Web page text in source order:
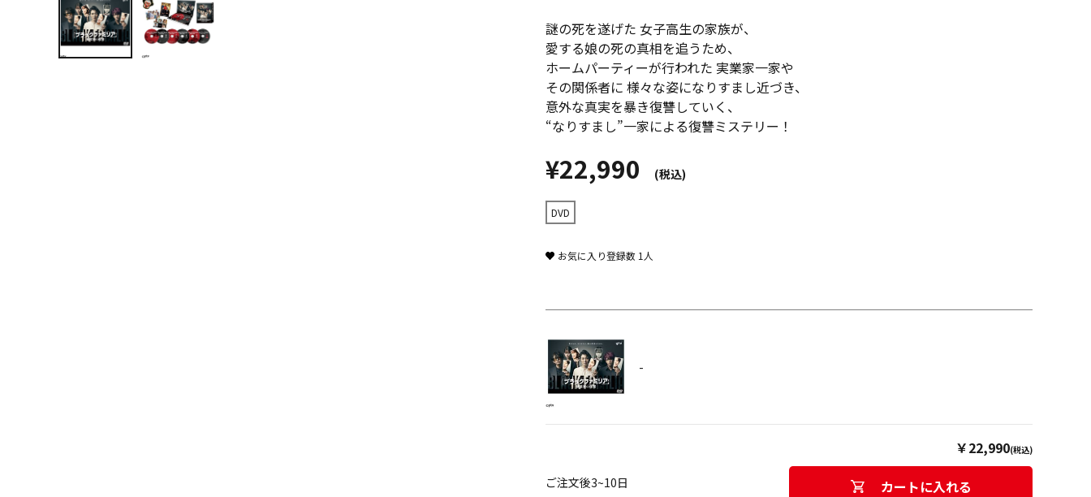
謎の死を遂げた 女子高生の家族が、
愛する娘の死の真相を追うため、
ホームパーティーが行われた 実業家一家や
その関係者に 様々な姿になりすまし近づき、
意外な真実を暴き復讐していく、
“なりすまし”一家による復讐ミステリー！
¥22,990 (税込)
DVD
お気に入り登録数 1 人
-
￥22,990(税込)
ご注文後3~10日 カートに入れる